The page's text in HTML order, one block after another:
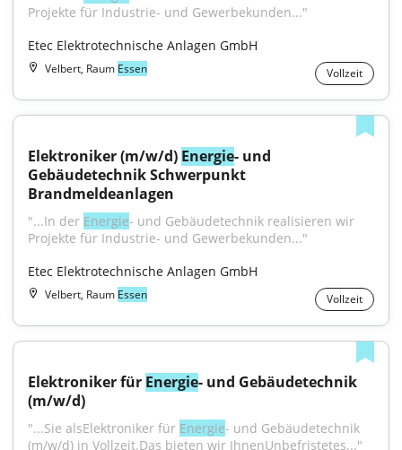
Projekte für Industrie- und Gewerbekunden..."
Etec Elektrotechnische Anlagen GmbH
Velbert, Raum Essen Vollzeit
Elektroniker (m/w/d) Energie- und
Gebäudetechnik Schwerpunkt
Brandmeldeanlagen
"...In der Energie- und Gebäudetechnik realisieren wir
Projekte für Industrie- und Gewerbekunden..."
Etec Elektrotechnische Anlagen GmbH
Velbert, Raum Essen Vollzeit
Elektroniker für Energie- und Gebäudetechnik
(m/w/d)
"...Sie alsElektroniker für Energie- und Gebäudetechnik
(m/w/d) in Vollzeit.Das bieten wir IhnenUnbefristetes..."